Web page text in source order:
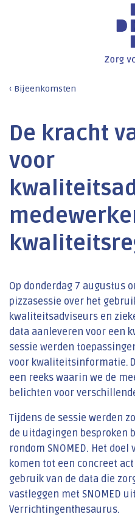
Bijeenkomsten
De kracht
voor
Op donderdag 7 augustus
pizzasessie over het
kwaliteitsadviseurs en
data aanleveren voor een
sessie werden
voor kwaliteitsinformatie.
een reeks waarin we de
belichten voor
Tijdens de sessie werden
de uitdagingen besproken
rondom SNOMED. Het
komen tot een concreet
gebruik van de data die
vastleggen met SNOMED
Verrichtingenthesaurus.